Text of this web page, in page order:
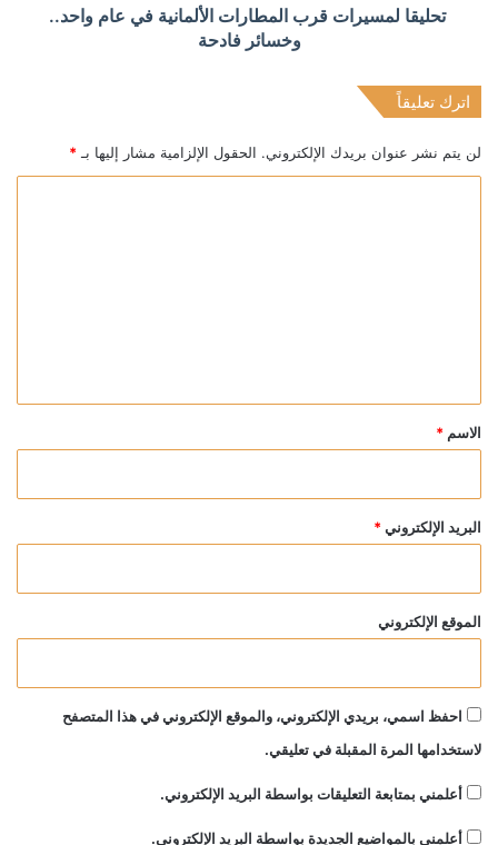
تحليقا لمسيرات قرب المطارات الألمانية في عام واحد..
وخسائر فادحة
اترك تعليقاً
لن يتم نشر عنوان بريدك الإلكتروني. الحقول الإلزامية مشار إليها بـ *
*
الاسم *
البريد الإلكتروني *
الموقع الإلكتروني
احفظ اسمي، بريدي الإلكتروني، والموقع الإلكتروني في هذا المتصفح
لاستخدامها المرة المقبلة في تعليقي.
أعلمني بمتابعة التعليقات بواسطة البريد الإلكتروني.
أعلمني بالمواضيع الجديدة بواسطة البريد الإلكتروني.